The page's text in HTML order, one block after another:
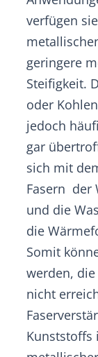
verfügen
geringere
Steifigkeit.
oder
jedoch
gar
sich mit
Fasern der
und die
die
Somit
werden,
nicht
Kunststoffs